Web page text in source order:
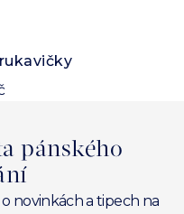
pánského
novinkách a tipech na